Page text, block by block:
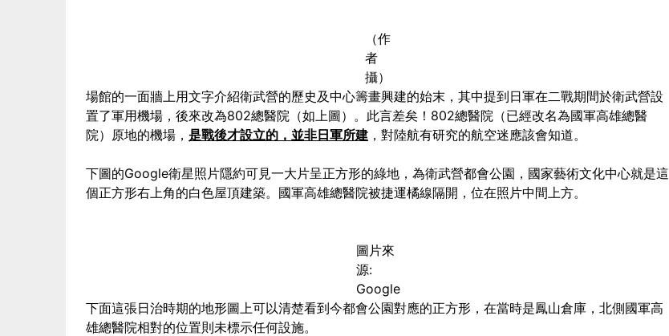
（作
者
攝）
場館的一面牆上用文字介紹衛武營的歷史及中心籌畫興建的始末，其中提到日軍在二戰期間於衛武營設
置了軍用機場，後來改為802總醫院（如上圖）。此言差矣！802總醫院（已經改名為國軍高雄總醫
院）原地的機場， 是戰後才設立的，並非日軍所建 ，對陸航有研究的航空迷應該會知道。
下圖的Google衛星照片隱約可見一大片呈正方形的綠地，為衛武營都會公園，國家藝術文化中心就是這
個正方形右上角的白色屋頂建築。國軍高雄總醫院被捷運橘線隔開，位在照片中間上方。
圖片來
源:
Google
下面這張日治時期的地形圖上可以清楚看到今都會公園對應的正方形，在當時是鳳山倉庫，北側國軍高
雄總醫院相對的位置則未標示任何設施。